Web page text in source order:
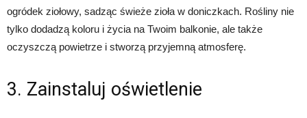
ogródek ziołowy, sadząc świeże zioła w doniczkach. Rośliny nie
tylko dodadzą koloru i życia na Twoim balkonie, ale także
oczyszczą powietrze i stworzą przyjemną atmosferę.
3. Zainstaluj oświetlenie